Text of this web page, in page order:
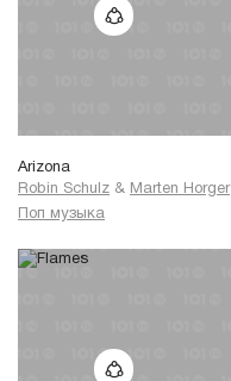
Arizona
Robin Schulz & Marten Horger
Поп музыка